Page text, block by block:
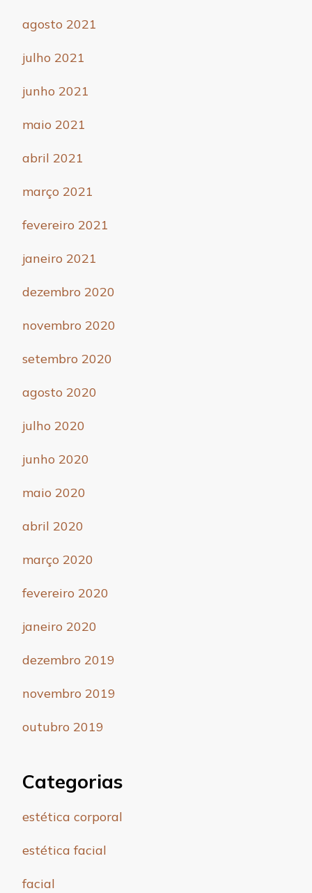
agosto 2021
julho 2021
junho 2021
maio 2021
abril 2021
março 2021
fevereiro 2021
janeiro 2021
dezembro 2020
novembro 2020
setembro 2020
agosto 2020
julho 2020
junho 2020
maio 2020
abril 2020
março 2020
fevereiro 2020
janeiro 2020
dezembro 2019
novembro 2019
outubro 2019
Categorias
estética corporal
estética facial
facial